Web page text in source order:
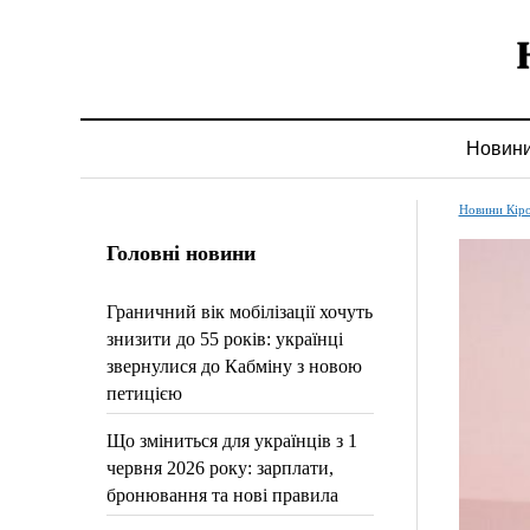
Головні новини
Граничний вік мобілізації хочуть
знизити до 55 років: українці
звернулися до Кабміну з новою
петицією
Що зміниться для українців з 1
червня 2026 року: зарплати,
бронювання та нові правила
Новини